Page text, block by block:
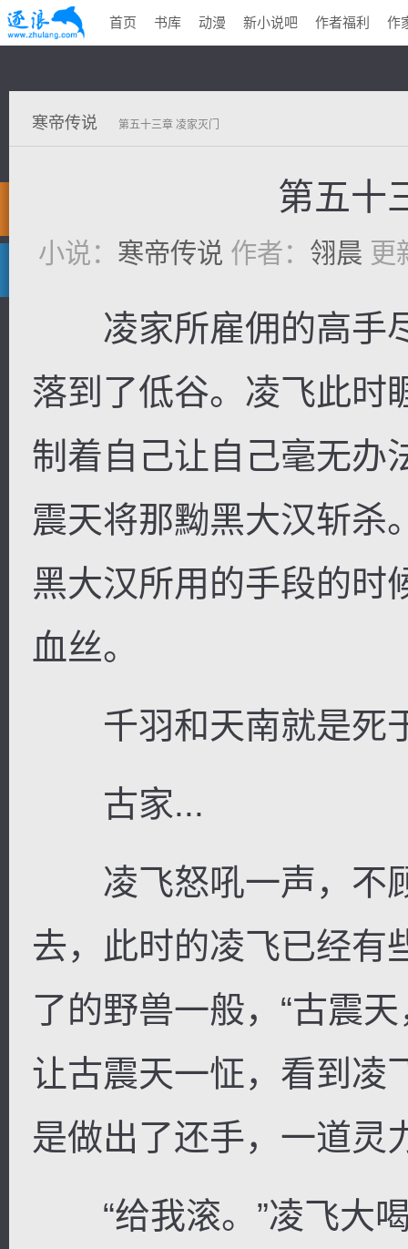
首页 书库 动漫 新小说吧 作者福利 作
寒帝传说 第五十三章 凌家灭门
第五十
小说： 寒帝传说 作者： 翎晨 更
凌家所雇佣的高手
落到了低谷。凌飞此时
制着自己让自己毫无办
震天将那黝黑大汉斩杀
黑大汉所用的手段的时
血丝。
千羽和天南就是死
古家...
凌飞怒吼一声，不
去，此时的凌飞已经有
了的野兽一般，“古震
让古震天一怔，看到凌
是做出了还手，一道灵
“给我滚。”凌飞大喝